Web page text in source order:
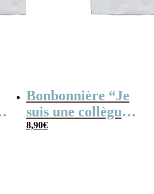
Bonbonnière “Je
suis une collègue
qui déchire” et ses
8,90€